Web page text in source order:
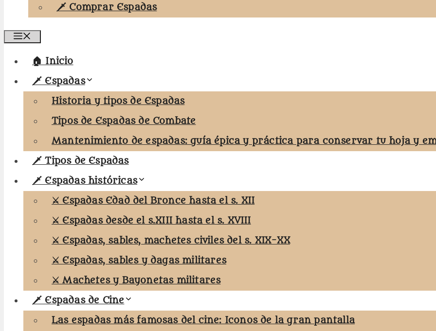
🗡️ Comprar Espadas
🏠 Inicio
🗡️ Espadas
Historia y tipos de Espadas
Tipos de Espadas de Combate
Mantenimiento de espadas: guía épica y práctica para conservar tu hoja y
🗡️ Tipos de Espadas
🗡️ Espadas históricas
⚔️ Espadas Edad del Bronce hasta el s. XII
⚔️ Espadas desde el s.XIII hasta el s. XVIII
⚔️ Espadas, sables, machetes civiles del s. XIX-XX
⚔️ Espadas, sables y dagas militares
⚔️ Machetes y Bayonetas militares
🗡️ Espadas de Cine
Las espadas más famosas del cine: Iconos de la gran pantalla